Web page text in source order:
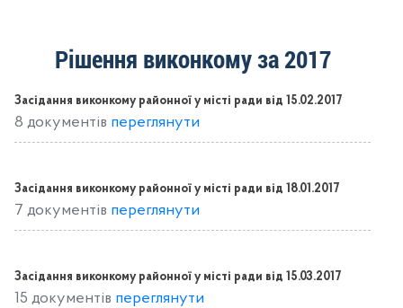
Рішення виконкому за 2017
Засідання виконкому районної у місті ради від 15.02.2017
8 документів переглянути
Засідання виконкому районної у місті ради від 18.01.2017
7 документів переглянути
Засідання виконкому районної у місті ради від 15.03.2017
15 документів переглянути